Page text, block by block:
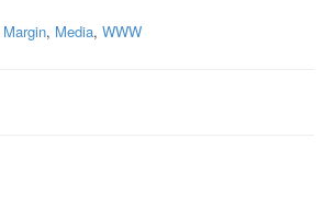
Margin, Media, WWW